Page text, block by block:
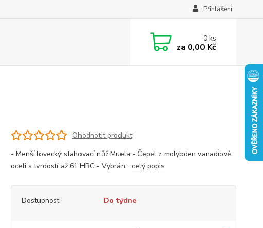
Přihlášení
0ks
za 0,00 Kč
Ohodnotit produkt
- Menší lovecký stahovací nůž Muela - Čepel z molybden vanadiové
oceli s tvrdostí až 61 HRC - Vybrán... celý popis
Dostupnost Do týdne